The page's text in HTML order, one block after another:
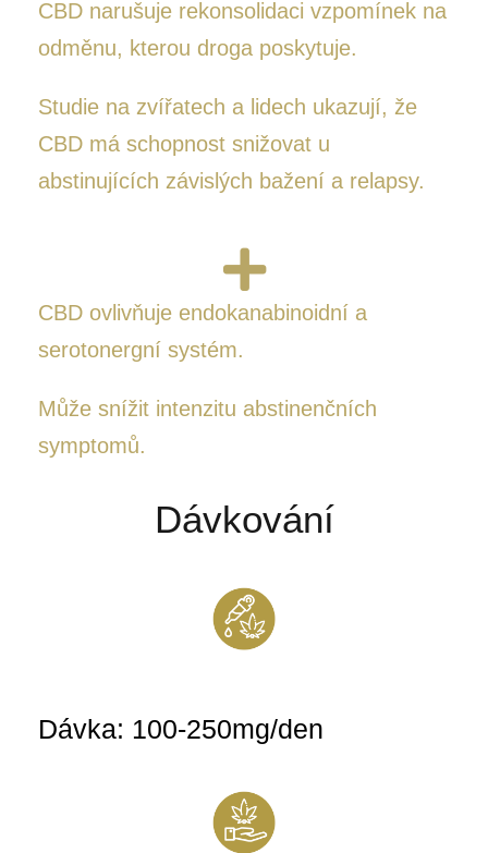
CBD narušuje rekonsolidaci vzpomínek na
odměnu, kterou droga poskytuje.
Studie na zvířatech a lidech ukazují, že
CBD má schopnost snižovat u
abstinujících závislých bažení a relapsy.
CBD ovlivňuje endokanabinoidní a
serotonergní systém.
Může snížit intenzitu abstinenčních
symptomů.
Dávkování
Dávka: 100-250mg/den